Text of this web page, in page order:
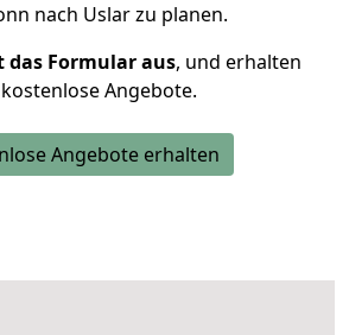
nach Uslar zu planen.
das Formular aus, und erhalten
Angebote.
Angebote erhalten